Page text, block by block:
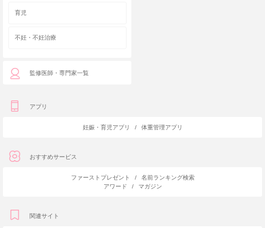
育児
不妊・不妊治療
監修医師・専門家一覧
アプリ
妊娠・育児アプリ / 体重管理アプリ
おすすめサービス
ファーストプレゼント /
名前ランキング検索
アワード
/ マガジン
関連サイト